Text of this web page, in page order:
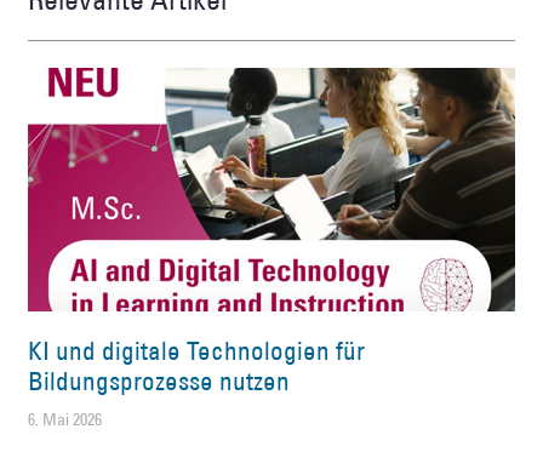
KI und digitale Technologien für
Bildungsprozesse nutzen
6. Mai 2026